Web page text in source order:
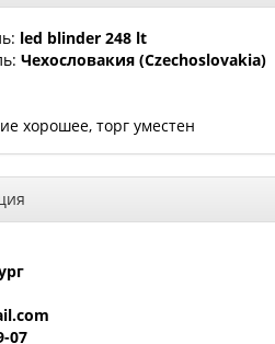
led blinder 248 lt
Чехословакия (Czechoslovakia)
хорошее, торг уместен
07